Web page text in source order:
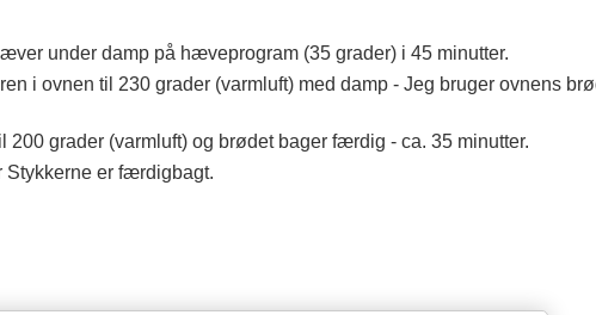
under damp på hæveprogram (35 grader) i 45 minutter.
i ovnen til 230 grader (varmluft) med damp - Jeg bruger ovnens
grader (varmluft) og brødet bager færdig - ca. 35 minutter.
Stykkerne er færdigbagt.